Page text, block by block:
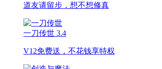
道友请留步，想不想修真
一刀传世 3.4
V12免费送，不花钱享特权